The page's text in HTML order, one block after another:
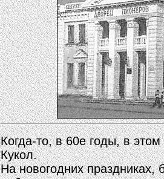
Когда-то, в 60е годы, в
Кукол.
На новогодних праздниках,